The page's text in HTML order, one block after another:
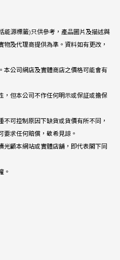
能源標籤)只供參考，產品圖片及描述與
及代理商提供為準。資料如有更改，
本公司網店及實體商店之價格可能會有
，但本公司不作任何明示或保証或擔保
可控制原因下缺貨或貨價有所不同，
要求任何賠償，敬希見諒。
顧本網站或實體店舖，即代表閣下同
。